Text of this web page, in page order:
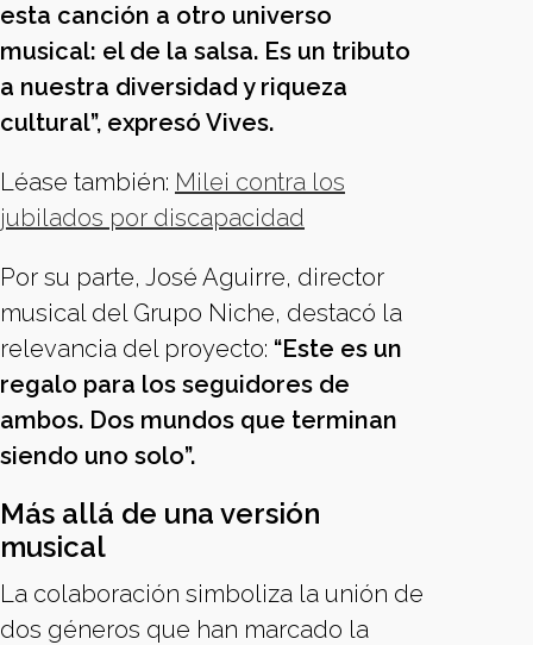
esta canción a otro universo
musical: el de la salsa. Es un tributo
a nuestra diversidad y riqueza
cultural”, expresó Vives.
Léase también: Milei contra los
jubilados por discapacidad
Por su parte, José Aguirre, director
musical del Grupo Niche, destacó la
relevancia del proyecto: “Este es un
regalo para los seguidores de
ambos. Dos mundos que terminan
siendo uno solo”.
Más allá de una versión
musical
La colaboración simboliza la unión de
dos géneros que han marcado la